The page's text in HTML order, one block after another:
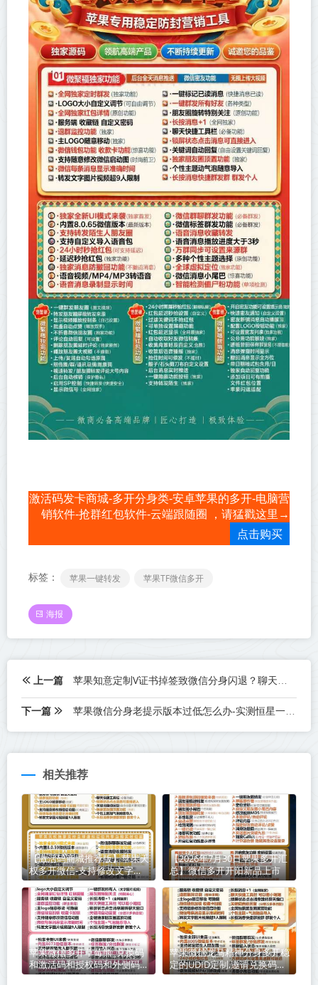
激活码发卡商城-多开分身类-安卓苹果的多开-电脑营
销软件-抢群红包软件-云端跟随圈 ，请猛戳这里→
点击购买
标签： 苹果一键转发 苹果TF微信多开
海报
上一篇 苹果知意定制V证书掉签致微信分身闪退？聊天记录会消失吗？手把手教你避坑指南
下一篇 苹果微信分身老提示版本过低怎么办-实测恒星一键搞定登录难题
相关推荐
【激活码商城推荐版】苹果天
权多开微信-支持修改文字修
改内容
【2026年7月30日苹果多开汇
总】微信多开开阳新品上市
苹果微信多开草莓熊_兑换码
和激活码和授权码和外侧码还
有活动码如何分辨
苹果微信龙马精神分身多开稳
定的UDID定制,邀请兑换码购
买